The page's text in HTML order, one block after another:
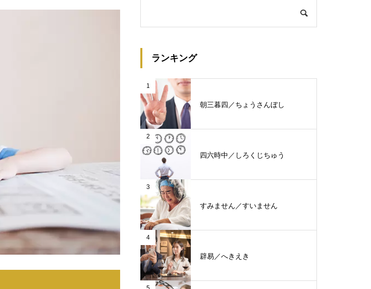
ランキング
1
朝三暮四／ちょうさんぼし
2
四六時中／しろくじちゅう
3
すみません／すいません
4
辟易／へきえき